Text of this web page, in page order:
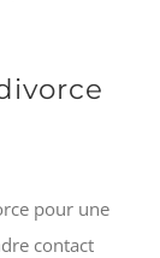
pour une
contact